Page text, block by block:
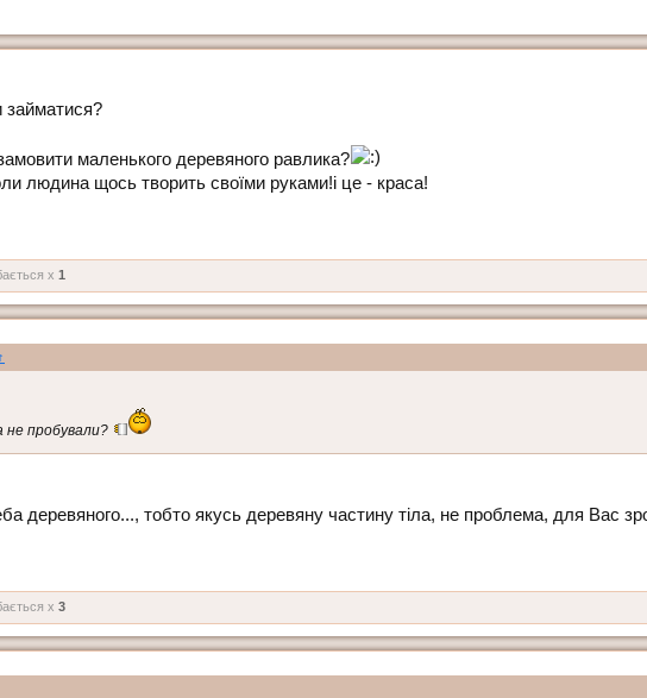
займатися?
маленького деревяного равлика?
людина щось творить своїми руками!і це - краса!
x 1
↑
не пробували?
деревяного..., тобто якусь деревяну частину тіла, не проблема, для Вас
x 3